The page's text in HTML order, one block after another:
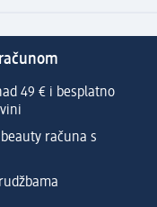
49 € i besplatno
računa s